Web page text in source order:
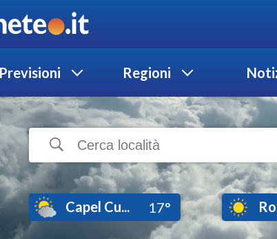
Previsioni Regioni
Capel Cu... 17°